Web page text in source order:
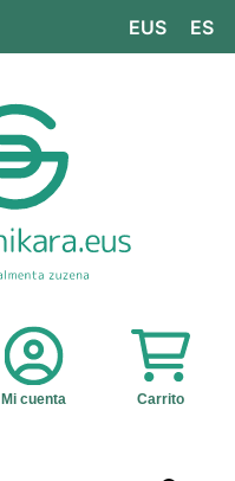
EUS ES
Mi cuenta Carrito